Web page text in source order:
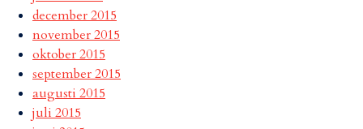
december 2015
november 2015
oktober 2015
september 2015
augusti 2015
juli 2015